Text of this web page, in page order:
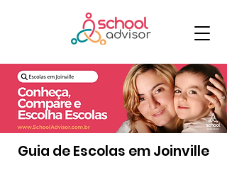
Guia de Escolas em Joinville